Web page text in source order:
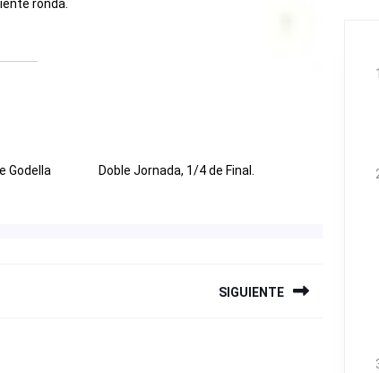
ronda.
Godella Doble Jornada, 1/4 de Final.
SIGUIENTE